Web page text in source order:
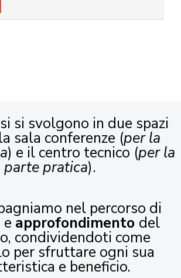
si svolgono in due spazi
sala conferenze (per la
) e il centro tecnico (per la
parte pratica).
nel percorso di
e approfondimento del
condividendoti come
per sfruttare ogni sua
e beneficio.